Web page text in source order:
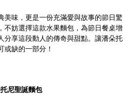
美味，更是一份充滿愛與故事的節日驚
不妨選擇這款水果麵包，為節日餐桌增
分享這段動人的傳奇與甜點。讓潘朵托
或缺的一部分！
尼聖誕麵包